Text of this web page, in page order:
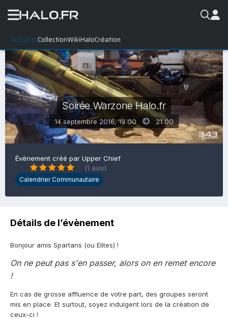
ActualitéCollectionWikiHaloCréation
Soirée Warzone Halo.fr
14 septembre 2016, 19:00 21:00
Évènement créé par Upper Chief
(1 avis)
Calendrier Communautaire
Détails de l’évènement
Bonjour amis Spartans (ou Elites) !
On ne peut pas s'en passer, alors on en remet encore
!
En cas de grosse affluence de votre part, des groupes seront
mis en place. Et surtout, soyez indulgent lors de la création de
ceux-ci !